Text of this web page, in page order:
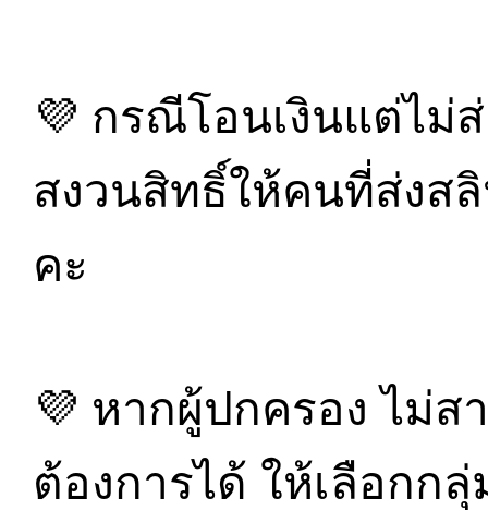
💜 กรณีโอนเงินแต่ไม่
สงวนสิทธิ์ให้คนที่ส่งส
คะ
💜 หากผู้ปกครอง ไม่ส
ต้องการได้ ให้เลือกก